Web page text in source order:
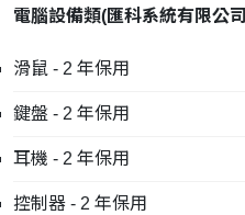
電腦設備類(匯科系統有限公司
滑鼠 - 2 年保用
鍵盤 - 2 年保用
耳機 - 2 年保用
控制器 - 2 年保用